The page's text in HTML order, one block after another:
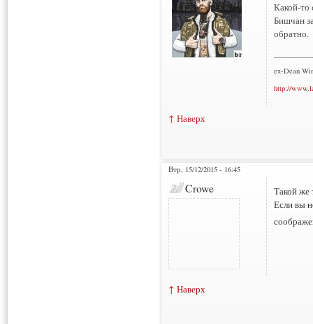
Какой-то
Бишчан
обратно.
ex-Dean
http://
↑ Наверх
Втр, 15/12/2015 - 16:45
Crowe
Такой же
Если вы
↑ Наверх